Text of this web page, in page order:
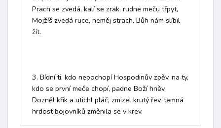
Prach se zvedá, kalí se zrak, rudne meču třpyt,
Mojžíš zvedá ruce, neměj strach, Bůh nám slíbil
žít.
3. Bídní ti, kdo nepochopí Hospodinův zpěv, na ty,
kdo se první meče chopí, padne Boží hněv.
Dozněl křik a utichl pláč, zmizel krutý řev, temná
hrdost bojovníků změnila se v krev.